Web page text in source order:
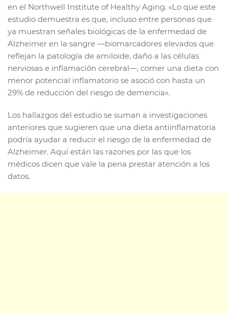
en el Northwell Institute of Healthy Aging. «Lo que este
estudio demuestra es que, incluso entre personas que
ya muestran señales biológicas de la enfermedad de
Alzheimer en la sangre —biomarcadores elevados que
reflejan la patología de amiloide, daño a las células
nerviosas e inflamación cerebral—, comer una dieta con
menor potencial inflamatorio se asoció con hasta un
29% de reducción del riesgo de demencia».
Los hallazgos del estudio se suman a investigaciones
anteriores que sugieren que una dieta antiinflamatoria
podría ayudar a reducir el riesgo de la enfermedad de
Alzheimer. Aquí están las razones por las que los
médicos dicen que vale la pena prestar atención a los
datos.